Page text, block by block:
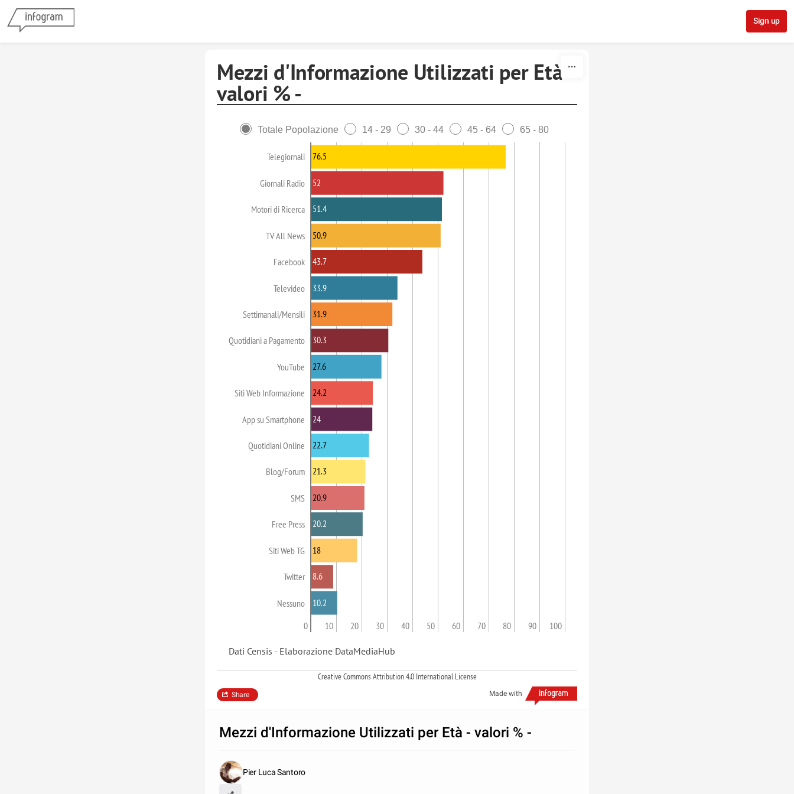
Sign up
Mezzi d'Informazione Utilizzati per Età -
valori % -
Totale Popolazione 14 - 29 30 - 44 45 - 64 65 - 80
Telegiornali
Giornali Radio
Motori di Ricerca
TV All News
Facebook
Televideo
Settimanali/Mensili
Quotidiani a Pagamento
YouTube
Siti Web Informazione
App su Smartphone
Quotidiani Online
Blog/Forum
SMS
Free Press
Siti Web TG
Twitter
Nessuno
0 10 20 30 40 50 60 70 80 90 100
76.5
52
51.4
50.9
43.7
33.9
31.9
30.3
27.6
24.2
24
22.7
21.3
20.9
20.2
18
8.6
10.2
Dati Censis - Elaborazione DataMediaHub
Crea­tive Com­mons Attri­bu­tion 4.0 Inter­na­tio­nal License
Made with
Share
Mezzi d'Informazione Utilizzati per Età - valori % -
Pier Luca Santoro